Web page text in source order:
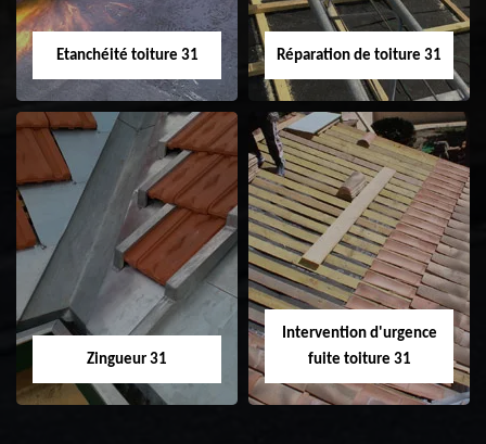
Etanchéité toiture 31
Etanchéité toiture
31
Réparation de toiture 31
Réparation de
toiture 31
Zingueur 31
Intervention d'urgence
fuite toiture 31